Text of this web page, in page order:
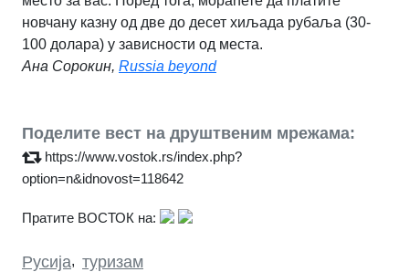
новчану казну од две до десет хиљада рубаља (30-
100 долара) у зависности од места.
Ана Сорокин, Russia beyond
Поделите вест на друштвеним мрежама:
https://www.vostok.rs/index.php?
option=n&idnovost=118642
Пратите ВОСТОК на:
Русија, туризам